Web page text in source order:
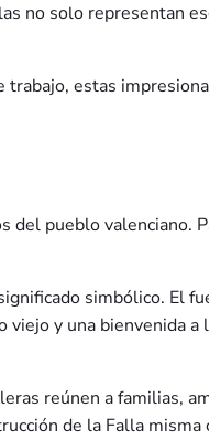
no solo representan
trabajo, estas
pueblo valenciano.
simbólico. El
y una bienvenida a
reúnen a familias,
de la Falla